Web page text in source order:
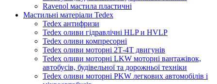
Ravenol мастила пластичні
Мастильні матеріали Tedex
Tedex антифризи
Tedex оливи гідравлічні HLP и HVLP
Tedex оливи компресорні
Tedex оливи моторні 2Т-4Т двигунів
Tedex оливи моторні LKW моторні вантажівок,
автобусів, будівельної та дорожньої техніки
Tedex оливи моторні PKW легкових автомобілів і